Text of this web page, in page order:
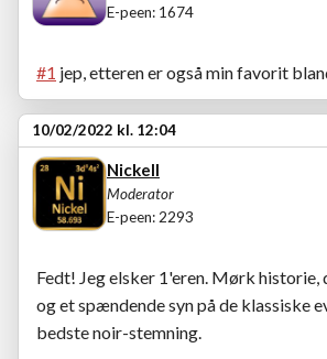
E-peen: 1674
#1 jep, etteren er også min favorit
10/02/2022 kl. 12:04
Nickell
Moderator
E-peen: 2293
Fedt! Jeg elsker 1'eren. Mørk
og et spændende syn på de klassiske
bedste noir-stemning.